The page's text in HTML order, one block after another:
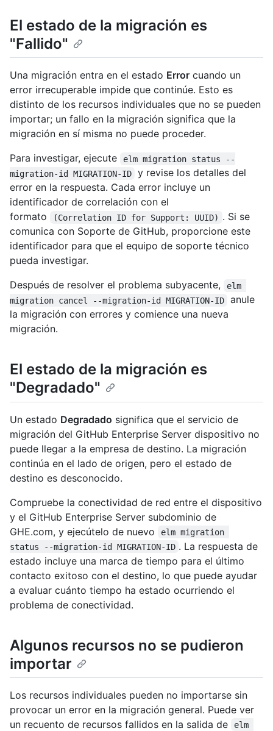
El estado de la migración es
"Fallido"
Una migración entra en el estado Error cuando un
error irrecuperable impide que continúe. Esto es
distinto de los recursos individuales que no se pueden
importar; un fallo en la migración significa que la
migración en sí misma no puede proceder.
Para investigar, ejecute
elm migration status --
migration-id MIGRATION-ID
y revise los detalles del
error en la respuesta. Cada error incluye un
identificador de correlación con el
formato
(Correlation ID for Support: UUID) . Si se
comunica con Soporte de GitHub, proporcione este
identificador para que el equipo de soporte técnico
pueda investigar.
Después de resolver el problema subyacente,
elm
migration cancel --migration-id MIGRATION-ID
anule
la migración con errores y comience una nueva
migración.
El estado de la migración es
"Degradado"
Un estado Degradado significa que el servicio de
migración del GitHub Enterprise Server dispositivo no
puede llegar a la empresa de destino. La migración
continúa en el lado de origen, pero el estado de
destino es desconocido.
Compruebe la conectividad de red entre el dispositivo
y el GitHub Enterprise Server subdominio de
GHE.com, y ejecútelo de nuevo
elm migration
status --migration-id MIGRATION-ID . La respuesta de
estado incluye una marca de tiempo para el último
contacto exitoso con el destino, lo que puede ayudar
a evaluar cuánto tiempo ha estado ocurriendo el
problema de conectividad.
Algunos recursos no se pudieron
importar
Los recursos individuales pueden no importarse sin
provocar un error en la migración general. Puede ver
un recuento de recursos fallidos en la salida de
elm